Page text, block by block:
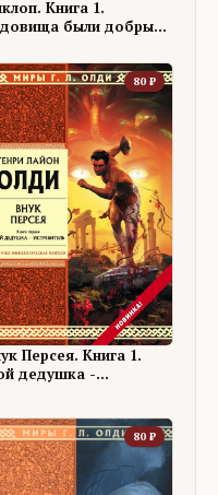
Книга 1.
были добры
80 ₽
Персея. Книга 1.
дедушка -
80 ₽